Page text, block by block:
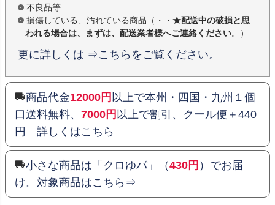
不良品等
損傷している、汚れている商品（・・ ★配送中の破損と思
われる場合は、まずは、配送業者様へご連絡ください。）
更に詳しくは ⇒こちらをご覧ください。
商品代金12000円 以上で本州・四国・九州１個
口送料無料、 7000円 以上で割引、クール便＋440
円 詳しくはこちら
小さな商品は「クロゆパ」（430円 ）でお届
け。対象商品はこちら⇒